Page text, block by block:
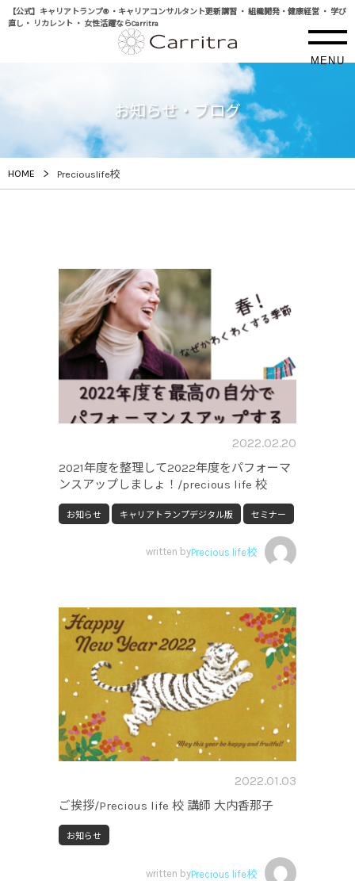
【公式】キャリアトランプ® ・キャリアコンサルタント更新講習 ・ 組織開発・健康経営 ・ 学び
直し・ リカレント ・ 女性活躍ならCarritra
MENU
お知らせ・ブログ
HOME > Preciouslife校
2022.02.20
2021年度を整理して2022年度をパフォーマ
ンスアップしましょ！/precious life 校
お知らせ キャリアトランプデジタル版 セミナー
written byPrecious life校
2022.01.03
ご挨拶/Precious life 校 講師 大内香那子
お知らせ
written byPrecious life校